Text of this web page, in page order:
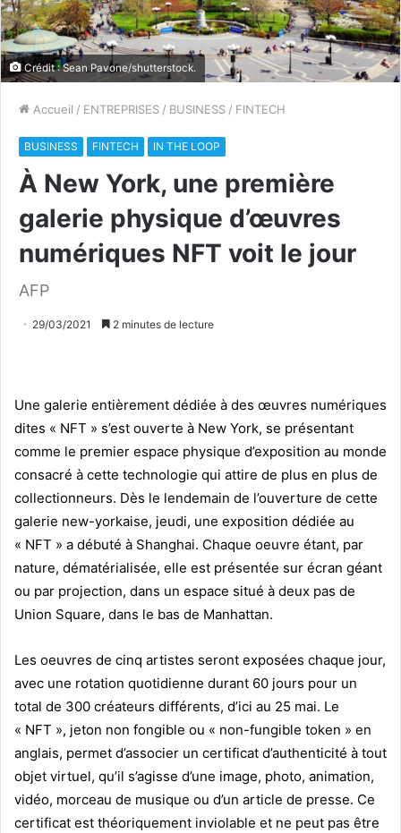
Crédit : Sean Pavone/shutterstock.
Accueil / ENTREPRISES / BUSINESS / FINTECH
BUSINESS FINTECH IN THE LOOP
À New York, une première
galerie physique d’œuvres
numériques NFT voit le jour
AFP
29/03/2021 2 minutes de lecture
Une galerie entièrement dédiée à des œuvres numériques
dites « NFT » s’est ouverte à New York, se présentant
comme le premier espace physique d’exposition au monde
consacré à cette technologie qui attire de plus en plus de
collectionneurs. Dès le lendemain de l’ouverture de cette
galerie new-yorkaise, jeudi, une exposition dédiée au
« NFT » a débuté à Shanghai. Chaque oeuvre étant, par
nature, dématérialisée, elle est présentée sur écran géant
ou par projection, dans un espace situé à deux pas de
Union Square, dans le bas de Manhattan.
Les oeuvres de cinq artistes seront exposées chaque jour,
avec une rotation quotidienne durant 60 jours pour un
total de 300 créateurs différents, d’ici au 25 mai. Le
« NFT », jeton non fongible ou « non-fungible token » en
anglais, permet d’associer un certificat d’authenticité à tout
objet virtuel, qu’il s’agisse d’une image, photo, animation,
vidéo, morceau de musique ou d’un article de presse. Ce
certificat est théoriquement inviolable et ne peut pas être